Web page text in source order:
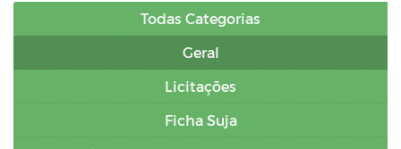
Todas Categorias
Geral
Licitações
Ficha Suja